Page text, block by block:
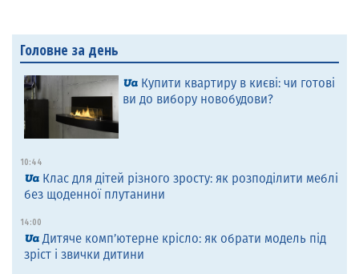
Головне за день
Купити квартиру в києві: чи готові
ви до вибору новобудови?
10:44
Клас для дітей різного зросту: як розподілити меблі
без щоденної плутанини
14:00
Дитяче комп’ютерне крісло: як обрати модель під
зріст і звички дитини